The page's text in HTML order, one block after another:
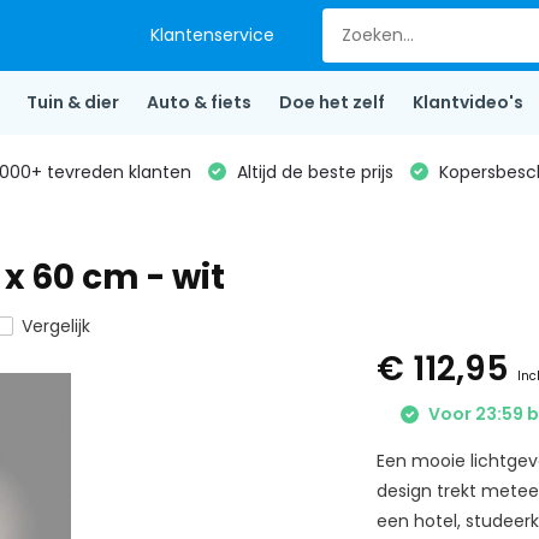
Klantenservice
Tuin & dier Auto & fiets Doe het zelf Klantvideo's
tevreden klanten Altijd de beste prijs
60 cm - wit
Vergelijk
€ 112,95
Voor 23:59
Een mooie
design trekt
een hotel,